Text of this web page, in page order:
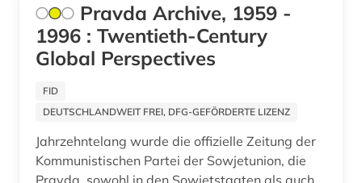
kultur (6)
kunst (2)
landschaft (1)
lettland (1)
listenverzeichnis (1)
Pravda Archive, 1959 -
1996 : Twentieth-Century
Global Perspectives
FID
DEUTSCHLANDWEIT FREI, DFG-GEFÖRDERTE LIZENZ
Jahrzehntelang wurde die offizielle Zeitung der
Kommunistischen Partei der Sowjetunion, die